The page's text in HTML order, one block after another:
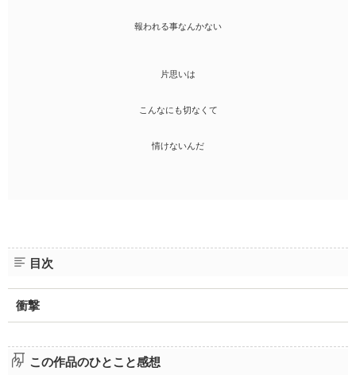
報われる事なんかない
片思いは
こんなにも切なくて
情けないんだ
目次
衝撃
この作品のひとこと感想